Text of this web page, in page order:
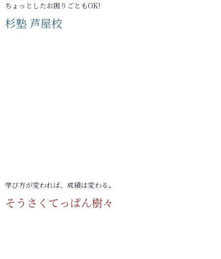
ちょっとしたお困りごともOK!
杉塾 芦屋校
学び方が変われば、成績は変わる。
そうさくてっぱん樹々